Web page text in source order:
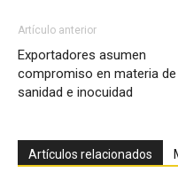
Artículo anterior
Exportadores asumen
compromiso en materia de
sanidad e inocuidad
Artículos relacionados